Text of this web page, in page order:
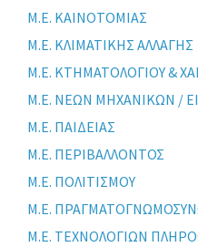
Μ.Ε. ΚΑΙΝΟΤΟΜΙΑΣ
Μ.Ε. ΚΛΙΜΑΤΙΚΗΣ ΑΛΛΑΓΗΣ
Μ.Ε. ΚΤΗΜΑΤΟΛΟΓΙΟΥ &
Μ.Ε. ΝΕΩΝ ΜΗΧΑΝΙΚΩΝ /
Μ.Ε. ΠΑΙΔΕΙΑΣ
Μ.Ε. ΠΕΡΙΒΑΛΛΟΝΤΟΣ
Μ.Ε. ΠΟΛΙΤΙΣΜΟΥ
Μ.Ε.
Μ.Ε. ΤΕΧΝΟΛΟΓΙΩΝ